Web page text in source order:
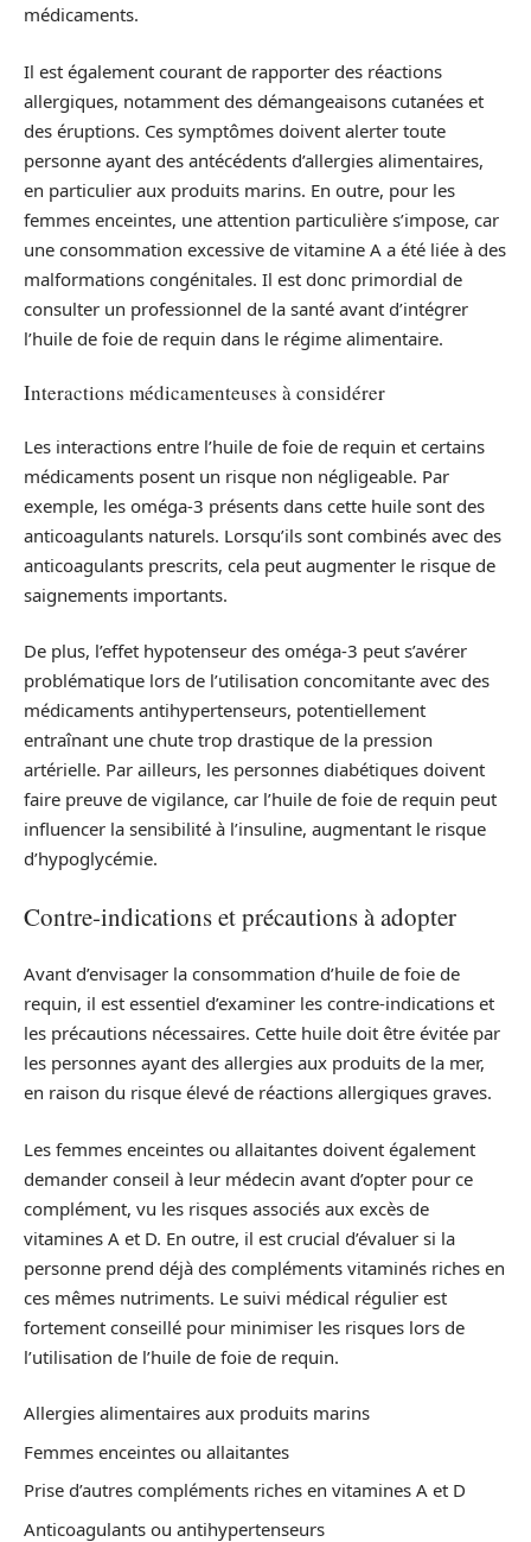
médicaments.
Il est également courant de rapporter des réactions
allergiques, notamment des démangeaisons cutanées et
des éruptions. Ces symptômes doivent alerter toute
personne ayant des antécédents d’allergies alimentaires,
en particulier aux produits marins. En outre, pour les
femmes enceintes, une attention particulière s’impose, car
une consommation excessive de vitamine A a été liée à des
malformations congénitales. Il est donc primordial de
consulter un professionnel de la santé avant d’intégrer
l’huile de foie de requin dans le régime alimentaire.
Interactions médicamenteuses à considérer
Les interactions entre l’huile de foie de requin et certains
médicaments posent un risque non négligeable. Par
exemple, les oméga-3 présents dans cette huile sont des
anticoagulants naturels. Lorsqu’ils sont combinés avec des
anticoagulants prescrits, cela peut augmenter le risque de
saignements importants.
De plus, l’effet hypotenseur des oméga-3 peut s’avérer
problématique lors de l’utilisation concomitante avec des
médicaments antihypertenseurs, potentiellement
entraînant une chute trop drastique de la pression
artérielle. Par ailleurs, les personnes diabétiques doivent
faire preuve de vigilance, car l’huile de foie de requin peut
influencer la sensibilité à l’insuline, augmentant le risque
d’hypoglycémie.
Contre-indications et précautions à adopter
Avant d’envisager la consommation d’huile de foie de
requin, il est essentiel d’examiner les contre-indications et
les précautions nécessaires. Cette huile doit être évitée par
les personnes ayant des allergies aux produits de la mer,
en raison du risque élevé de réactions allergiques graves.
Les femmes enceintes ou allaitantes doivent également
demander conseil à leur médecin avant d’opter pour ce
complément, vu les risques associés aux excès de
vitamines A et D. En outre, il est crucial d’évaluer si la
personne prend déjà des compléments vitaminés riches en
ces mêmes nutriments. Le suivi médical régulier est
fortement conseillé pour minimiser les risques lors de
l’utilisation de l’huile de foie de requin.
Allergies alimentaires aux produits marins
Femmes enceintes ou allaitantes
Prise d’autres compléments riches en vitamines A et D
Anticoagulants ou antihypertenseurs